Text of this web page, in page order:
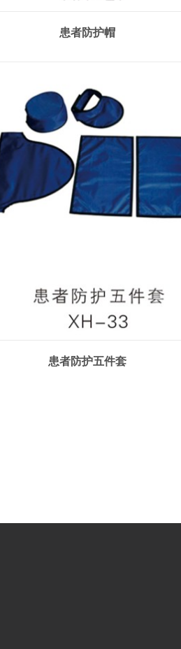
患者防护帽
患者防护五件套